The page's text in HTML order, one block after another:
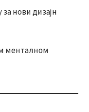
за нови дизајн
менталном